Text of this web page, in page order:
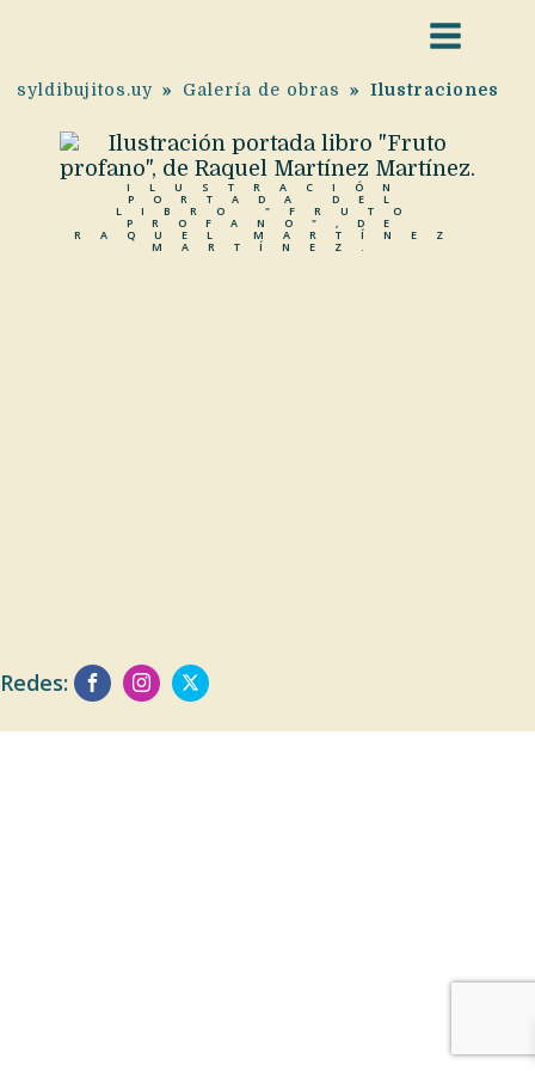
syldibujitos.uy » Galería de obras » Ilustraciones
ILUSTRACIÓN
PORTADA DEL
LIBRO "FRUTO
PROFANO",DE
RAQUEL MARTÍNEZ
MARTÍNEZ.
Redes: